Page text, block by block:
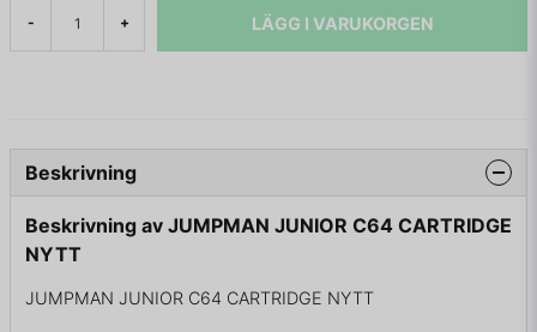
- + LÄGG I VARUKORGEN
Beskrivning
Beskrivning av JUMPMAN JUNIOR C64 CARTRIDGE
NYTT
JUMPMAN JUNIOR C64 CARTRIDGE NYTT